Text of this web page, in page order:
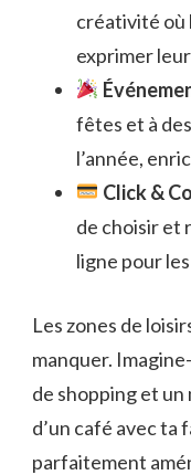
créativité où
exprimer
fêtes et à
l’année,
Click &
de choisir et
ligne pour
Les zones de
manquer.
de shopping et
d’un café avec ta
parfaitement